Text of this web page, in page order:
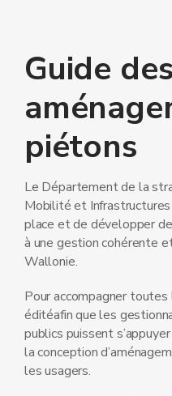
Guide des
piétons
Le Département de la
Mobilité et
place et de développer
à une gestion cohérente
Wallonie.
Pour accompagner
éditéafin que les
publics puissent
la conception
les usagers.